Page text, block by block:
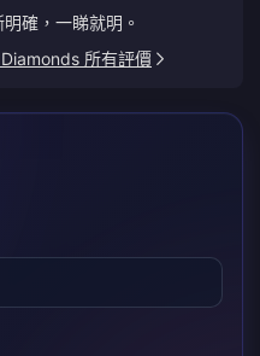
確，一睇就明。
所有評價